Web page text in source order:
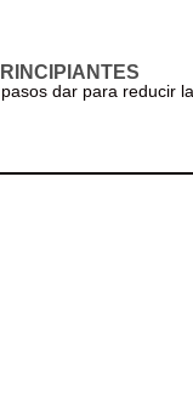
dar para reducir